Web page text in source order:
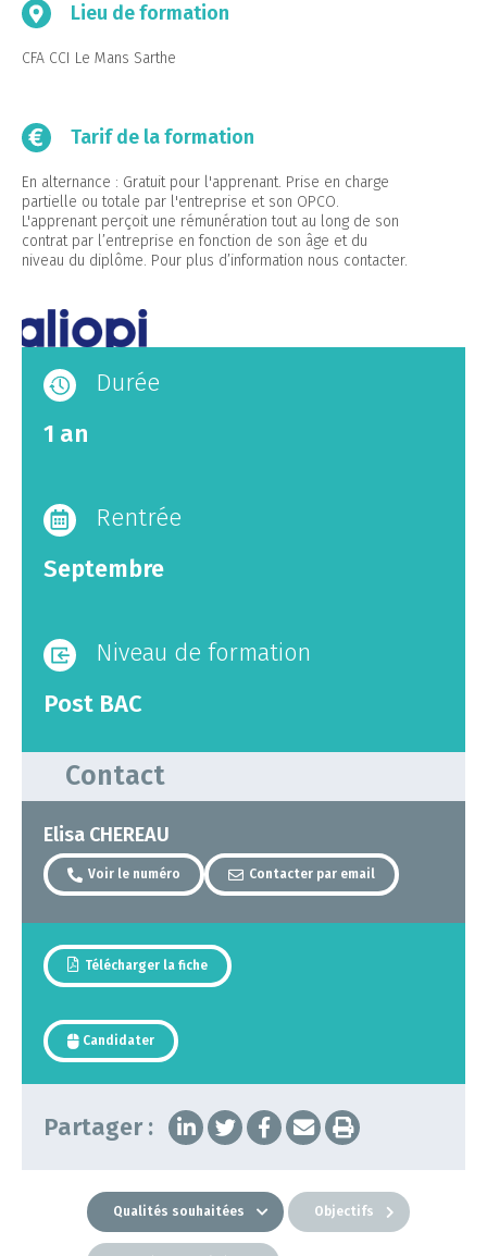
Lieu de formation
CFA CCI Le Mans Sarthe
Tarif de la formation
En alternance : Gratuit pour l'apprenant. Prise en charge
partielle ou totale par l'entreprise et son OPCO.
L'apprenant perçoit une rémunération tout au long de son
contrat par l’entreprise en fonction de son âge et du
niveau du diplôme. Pour plus d’information nous contacter.
Durée
1 an
Rentrée
Septembre
Niveau de formation
Post BAC
Contact
Elisa CHEREAU
Voir le numéro Contacter par email
Télécharger la fiche
Candidater
Partager :
Qualités souhaitées Objectifs